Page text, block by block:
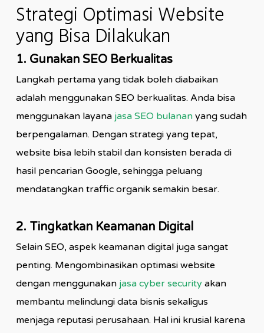
Strategi Optimasi Website
yang Bisa Dilakukan
1. Gunakan SEO Berkualitas
Langkah pertama yang tidak boleh diabaikan
adalah menggunakan SEO berkualitas. Anda bisa
menggunakan layana jasa SEO bulananyang sudah
berpengalaman. Dengan strategi yang tepat,
website bisa lebih stabil dan konsisten berada di
hasil pencarian Google, sehingga peluang
mendatangkan traffic organik semakin besar.
2. Tingkatkan Keamanan Digital
Selain SEO, aspek keamanan digital juga sangat
penting. Mengombinasikan optimasi website
dengan menggunakan jasa cyber security akan
membantu melindungi data bisnis sekaligus
menjaga reputasi perusahaan. Hal ini krusial karena